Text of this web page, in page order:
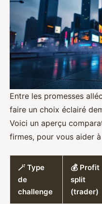
Entre les promesses
faire un choix éclairé
Voici un aperçu
firmes, pour vous aider
🪄 Type
de
challenge
💰 Profit
split
(trader)